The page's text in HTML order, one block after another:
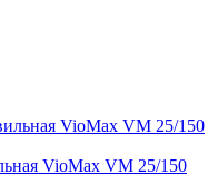
VioMax VM 25/150